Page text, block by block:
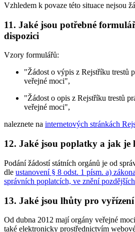
Vzhledem k povaze této situace nejsou
11. Jaké jsou potřebné
dispozici
Vzory formulářů:
"Žádost o výpis z Rejstříku trestů
veřejné moci",
"Žádost o opis z Rejstříku trestů
veřejné moci",
naleznete na internetových stránkách
12. Jaké jsou poplatky a jak je
Podání žádostí státních orgánů je od
dle ustanovení § 8 odst. 1 písm. a)
správních poplatcích, ve znění
13. Jaké jsou lhůty pro vyřízení
Od dubna 2012 mají orgány veřejné
také elektronicky prostřednictvím